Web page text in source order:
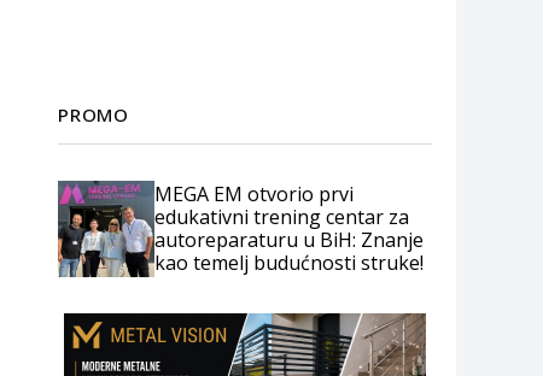
PROMO
MEGA EM otvorio prvi
edukativni trening centar za
autoreparaturu u BiH: Znanje
kao temelj budućnosti struke!